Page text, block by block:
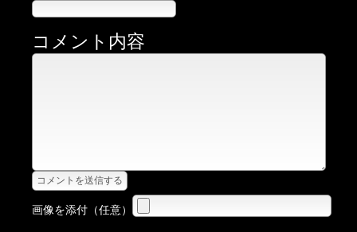
コメント内容
画像を添付（任意）